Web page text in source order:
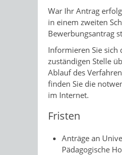
War Ihr Antrag
in einem zweiten
Bewerbungsantrag
Informieren Sie sich
zuständigen Stelle
Ablauf des
finden Sie die
im Internet.
Fristen
Anträge an
Pädagogische